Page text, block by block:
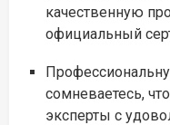
качественную
официальный
сомневаетесь,
эксперты с